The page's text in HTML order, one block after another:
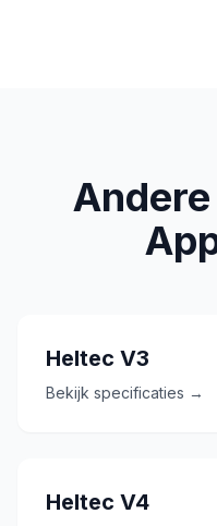
Heltec V3
Bekijk specificaties →
Heltec V4